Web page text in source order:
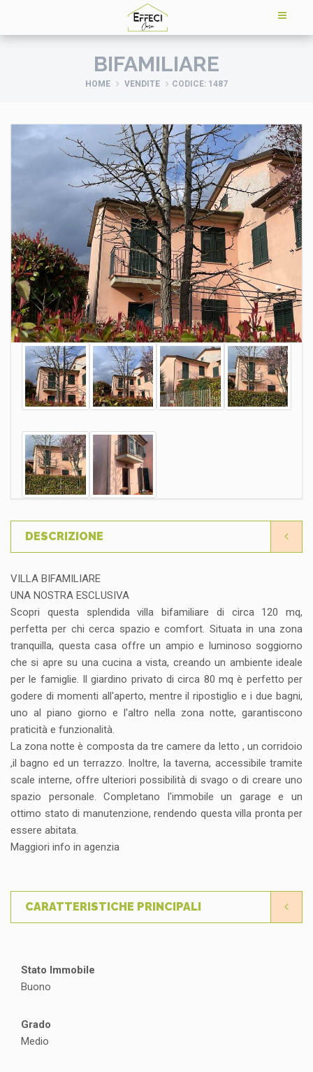
BIFAMILIARE
HOME VENDITE CODICE: 1487
DESCRIZIONE
VILLA BIFAMILIARE
UNA NOSTRA ESCLUSIVA
Scopri questa splendida villa bifamiliare di circa 120 mq,
perfetta per chi cerca spazio e comfort. Situata in una zona
tranquilla, questa casa offre un ampio e luminoso soggiorno
che si apre su una cucina a vista, creando un ambiente ideale
per le famiglie. Il giardino privato di circa 80 mq è perfetto per
godere di momenti all'aperto, mentre il ripostiglio e i due bagni,
uno al piano giorno e l'altro nella zona notte, garantiscono
praticità e funzionalità.
La zona notte è composta da tre camere da letto , un corridoio
,il bagno ed un terrazzo. Inoltre, la taverna, accessibile tramite
scale interne, offre ulteriori possibilità di svago o di creare uno
spazio personale. Completano l'immobile un garage e un
ottimo stato di manutenzione, rendendo questa villa pronta per
essere abitata.
Maggiori info in agenzia
CARATTERISTICHE PRINCIPALI
Stato Immobile
Buono
Grado
Medio